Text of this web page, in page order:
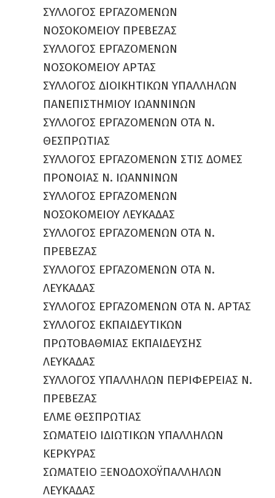
ΣΥΛΛΟΓΟΣ ΕΡΓΑΖΟΜΕΝΩΝ
ΝΟΣΟΚΟΜΕΙΟΥ ΠΡΕΒΕΖΑΣ
ΣΥΛΛΟΓΟΣ ΕΡΓΑΖΟΜΕΝΩΝ
ΝΟΣΟΚΟΜΕΙΟΥ ΑΡΤΑΣ
ΣΥΛΛΟΓΟΣ ΔΙΟΙΚΗΤΙΚΩΝ ΥΠΑΛΛΗΛΩΝ
ΠΑΝΕΠΙΣΤΗΜΙΟΥ ΙΩΑΝΝΙΝΩΝ
ΣΥΛΛΟΓΟΣ ΕΡΓΑΖΟΜΕΝΩΝ ΟΤΑ Ν.
ΘΕΣΠΡΩΤΙΑΣ
ΣΥΛΛΟΓΟΣ ΕΡΓΑΖΟΜΕΝΩΝ ΣΤΙΣ ΔΟΜΕΣ
ΠΡΟΝΟΙΑΣ Ν. ΙΩΑΝΝΙΝΩΝ
ΣΥΛΛΟΓΟΣ ΕΡΓΑΖΟΜΕΝΩΝ
ΝΟΣΟΚΟΜΕΙΟΥ ΛΕΥΚΑΔΑΣ
ΣΥΛΛΟΓΟΣ ΕΡΓΑΖΟΜΕΝΩΝ ΟΤΑ Ν.
ΠΡΕΒΕΖΑΣ
ΣΥΛΛΟΓΟΣ ΕΡΓΑΖΟΜΕΝΩΝ ΟΤΑ Ν.
ΛΕΥΚΑΔΑΣ
ΣΥΛΛΟΓΟΣ ΕΡΓΑΖΟΜΕΝΩΝ ΟΤΑ Ν. ΑΡΤΑΣ
ΣΥΛΛΟΓΟΣ ΕΚΠΑΙΔΕΥΤΙΚΩΝ
ΠΡΩΤΟΒΑΘΜΙΑΣ ΕΚΠΑΙΔΕΥΣΗΣ
ΛΕΥΚΑΔΑΣ
ΣΥΛΛΟΓΟΣ ΥΠΑΛΛΗΛΩΝ ΠΕΡΙΦΕΡΕΙΑΣ Ν.
ΠΡΕΒΕΖΑΣ
ΕΛΜΕ ΘΕΣΠΡΩΤΙΑΣ
ΣΩΜΑΤΕΙΟ ΙΔΙΩΤΙΚΩΝ ΥΠΑΛΛΗΛΩΝ
ΚΕΡΚΥΡΑΣ
ΣΩΜΑΤΕΙΟ ΞΕΝΟΔΟΧΟΫΠΑΛΛΗΛΩΝ
ΛΕΥΚΑΔΑΣ